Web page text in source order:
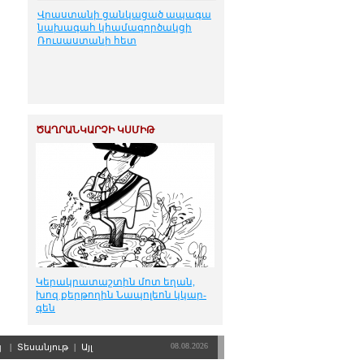
Վրաստանի ցանկացած ապագա
նախագահ կհամագործակցի
Ռուսաստանի հետ
ԾԱՂՐԱՆԿԱՐՉԻ ԿՍՄԻԹ
Կե­րակ­րա­տաշ­տին մոտ ե­ղան,
խոզ քեր­թո­ղին Նա­պո­լեոն կկար­
գեն
| Տեսանյութ | Այլ 08.08.2026